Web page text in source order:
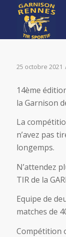
25 octobre 2021
14ème
la Garnison
La
n’avez pas
longemps.
N’attendez
TIR de la
Equipe de
matches de
Compétition